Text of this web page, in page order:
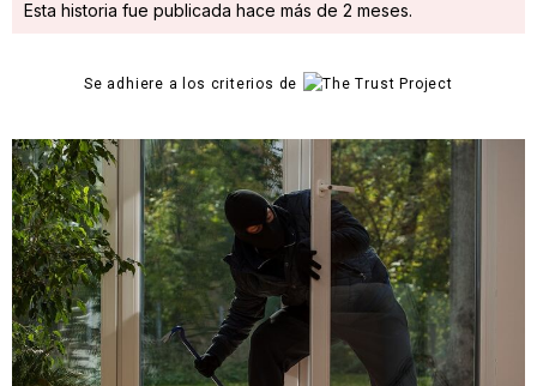
Esta historia fue publicada hace más de 2 meses.
Se adhiere a los criterios de